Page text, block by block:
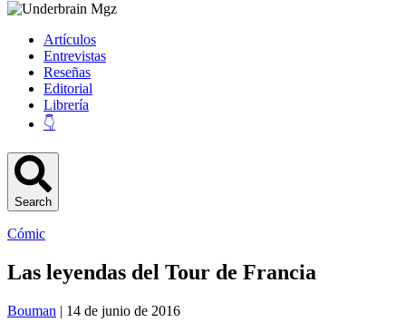
Artículos
Entrevistas
Reseñas
Editorial
Librería
👇
Search
Cómic
Las leyendas del Tour de Francia
Bouman | 14 de junio de 2016